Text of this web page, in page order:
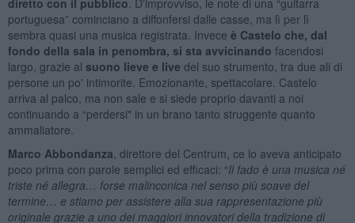
portuguesa” cominciano a diffonfersi dalle casse, ma lì per lì
sembra quasi una musica registrata. Invece è Castelo che, dal
fondo della sala in penombra, si sta avvicinando facendosi
largo, grazie al suono lieve e live del suo strumento, tra due ali di
persone un po' intimorite. Emozionante, spettacolare. Castelo
arriva al palco, ma non sale e si siede proprio davanti a noi
continuando a “perdersi" in un brano tanto struggente quanto
ammaliatore.
Marco Abbondanza , direttore del Centrum, ce lo aveva anticipato
poco prima con parole semplici ed efficaci: “Il fado è una musica né
triste né allegra… forse malinconica nel senso più soave del
termine… e stiamo per assistere alla sua rappresentazione più
originale grazie a uno dei maggiori innovatori della tradizione di